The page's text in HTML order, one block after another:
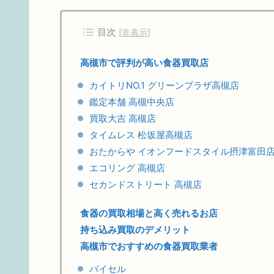
目次 [非表示]
高槻市で評判が高い食器買取店
カイトリNO.1 グリーンプラザ高槻店
鑑定本舗 高槻中央店
買取大吉 高槻店
タイムレス 松坂屋高槻店
おたからや イオンフードスタイル摂津富田
エコリング 高槻店
セカンドストリート 高槻店
食器の買取相場と高く売れるお店
持ち込み買取のデメリット
高槻市でおすすめの食器買取業者
バイセル